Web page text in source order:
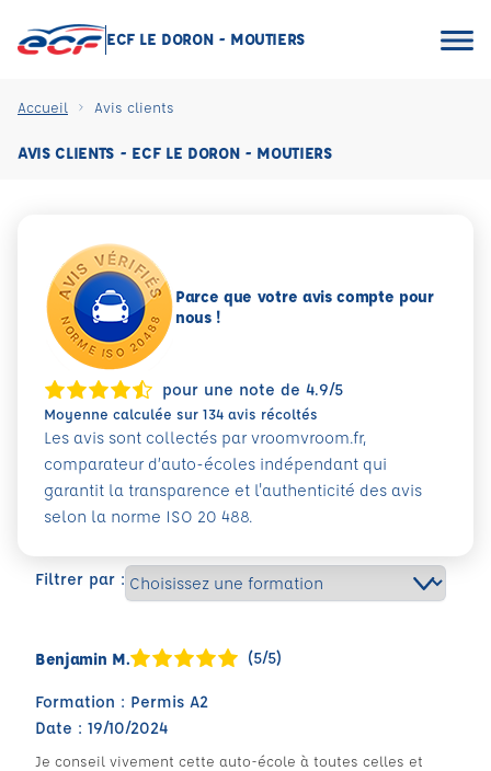
ECF LE DORON - MOUTIERS
Accueil Avis clients
AVIS CLIENTS - ECF LE DORON - MOUTIERS
Filtrer par :
Benjamin M. (5/5)
Formation : Permis A2
Date : 19/10/2024
Je conseil vivement cette auto-école à toutes celles et
Parce que votre avis compte pour
nous !
pour une note de 4.9/5
Moyenne calculée sur 134 avis récoltés
Les avis sont collectés par vroomvroom.fr,
comparateur d’auto-écoles indépendant qui
garantit la transparence et l'authenticité des avis
selon la norme ISO 20 488.